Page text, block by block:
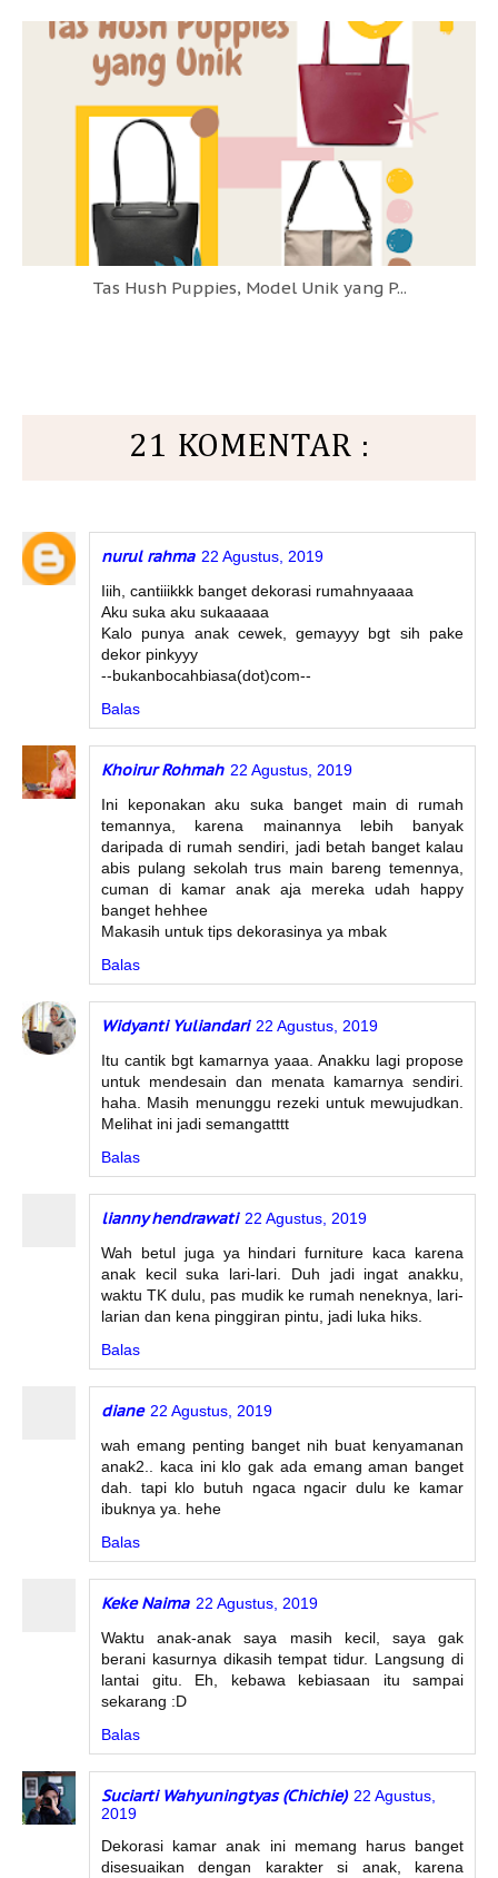
Tas Hush Puppies, Model Unik yang P...
21 KOMENTAR :
nurul rahma 22 Agustus, 2019
Iiih, cantiiikkk banget dekorasi rumahnyaaaa
Aku suka aku sukaaaaa
Kalo punya anak cewek, gemayyy bgt sih pake
dekor pinkyyy
--bukanbocahbiasa(dot)com--
Balas
Khoirur Rohmah 22 Agustus, 2019
Ini keponakan aku suka banget main di rumah
temannya, karena mainannya lebih banyak
daripada di rumah sendiri, jadi betah banget kalau
abis pulang sekolah trus main bareng temennya,
cuman di kamar anak aja mereka udah happy
banget hehhee
Makasih untuk tips dekorasinya ya mbak
Balas
Widyanti Yuliandari 22 Agustus, 2019
Itu cantik bgt kamarnya yaaa. Anakku lagi propose
untuk mendesain dan menata kamarnya sendiri.
haha. Masih menunggu rezeki untuk mewujudkan.
Melihat ini jadi semangatttt
Balas
lianny hendrawati 22 Agustus, 2019
Wah betul juga ya hindari furniture kaca karena
anak kecil suka lari-lari. Duh jadi ingat anakku,
waktu TK dulu, pas mudik ke rumah neneknya, lari-
larian dan kena pinggiran pintu, jadi luka hiks.
Balas
diane 22 Agustus, 2019
wah emang penting banget nih buat kenyamanan
anak2.. kaca ini klo gak ada emang aman banget
dah. tapi klo butuh ngaca ngacir dulu ke kamar
ibuknya ya. hehe
Balas
Keke Naima 22 Agustus, 2019
Waktu anak-anak saya masih kecil, saya gak
berani kasurnya dikasih tempat tidur. Langsung di
lantai gitu. Eh, kebawa kebiasaan itu sampai
sekarang :D
Balas
Suciarti Wahyuningtyas (Chichie) 22 Agustus,
2019
Dekorasi kamar anak ini memang harus banget
disesuaikan dengan karakter si anak, karena